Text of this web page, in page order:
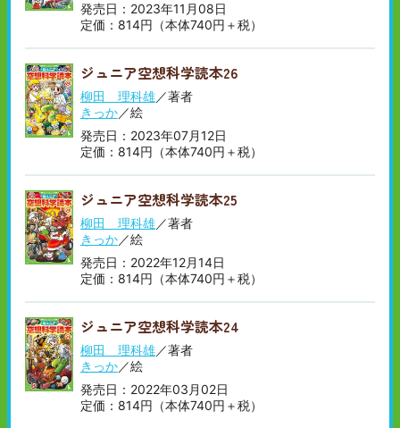
発売日：2023年11月08日
定価：814円（本体740円＋税）
ジュニア空想科学読本26
柳田 理科雄／著者
きっか／絵
発売日：2023年07月12日
定価：814円（本体740円＋税）
ジュニア空想科学読本25
柳田 理科雄／著者
きっか／絵
発売日：2022年12月14日
定価：814円（本体740円＋税）
ジュニア空想科学読本24
柳田 理科雄／著者
きっか／絵
発売日：2022年03月02日
定価：814円（本体740円＋税）